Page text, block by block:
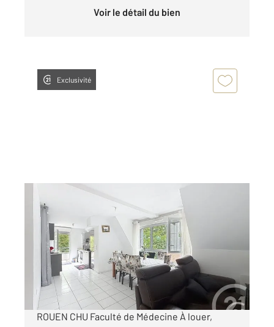
Voir le détail du bien
Exclusivité
ROUEN 76
94,32 m
, 5 pièces
Ref : 34435
Appartement F5 à louer
1 500 €
par mois charges comprises
ROUEN CHU Faculté de Médecine À louer,